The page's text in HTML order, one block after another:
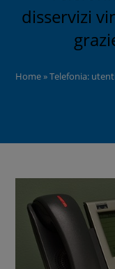
disservizi
Home»Telefonia: